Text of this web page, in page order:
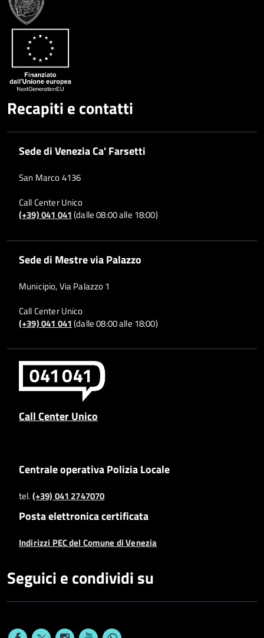
Recapiti e contatti
Sede di Venezia Ca' Farsetti
San Marco 4136
Call Center Unico
(+39) 041 041(dalle 08:00 alle 18:00)
Sede di Mestre via Palazzo
Municipio, Via Palazzo 1
Call Center Unico
(+39) 041 041(dalle 08:00 alle 18:00)
Call Center Unico
Centrale operativa Polizia Locale
tel.(+39) 041 2747070
Posta elettronica certificata
Indirizzi PEC del Comune di Venezia
Seguici e condividi su